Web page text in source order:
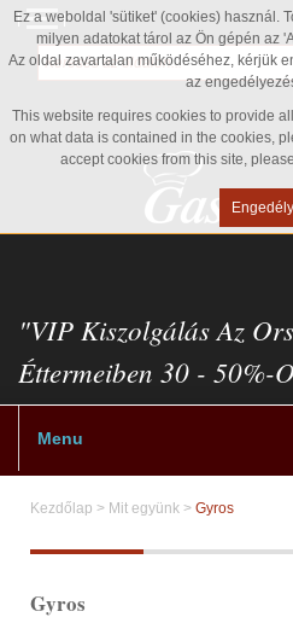
Ez a weboldal 'sütiket' (cookies) használ.
milyen adatokat tárol az Ön gépén az
Az oldal zavartalan működéséhez, kérjük
az
This website requires cookies to provide
on what data is contained in the cookies,
accept cookies from this site,
"VIP Kiszolgálás Az
Éttermeiben 30 - 50%-
Menu
Kezdőlap > Mit együnk > Gyros
Gyros